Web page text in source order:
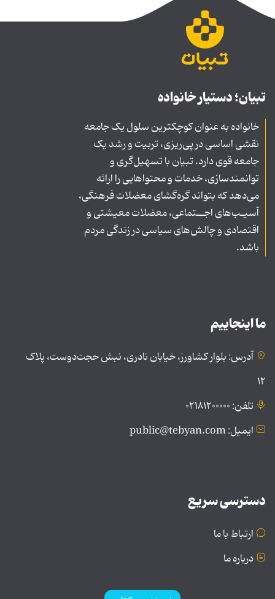
تبیان؛ دستیار خانواده
خانواده به عنوان کوچکترین سلول یک جامعه
نقشی اساسی در پی‌ریزی، تربیت و رشد یک
جامعه قوی دارد. تبیان با تسهیل‌گری و
توانمندسازی، خدمات و محتواهایی را ارائه
می‌دهد که بتواند گره‌گشای معضلات فرهنگی،
آسیـب‌های اجــتماعی، معضلات معیشتی و
اقتصادی و چالش‌های سیاسی در زندگی مردم
باشد.
ما اینجاییم
آدرس: بلوار کشاورز، خیابان نادری، نبش حجت‌دوست، پلاک
۱۲
تلفن: ۰۲۱۸۱۲۰۰۰۰۰
ایمیل: public@tebyan.com
دسترسی سریع
ارتباط با ما
درباره ما